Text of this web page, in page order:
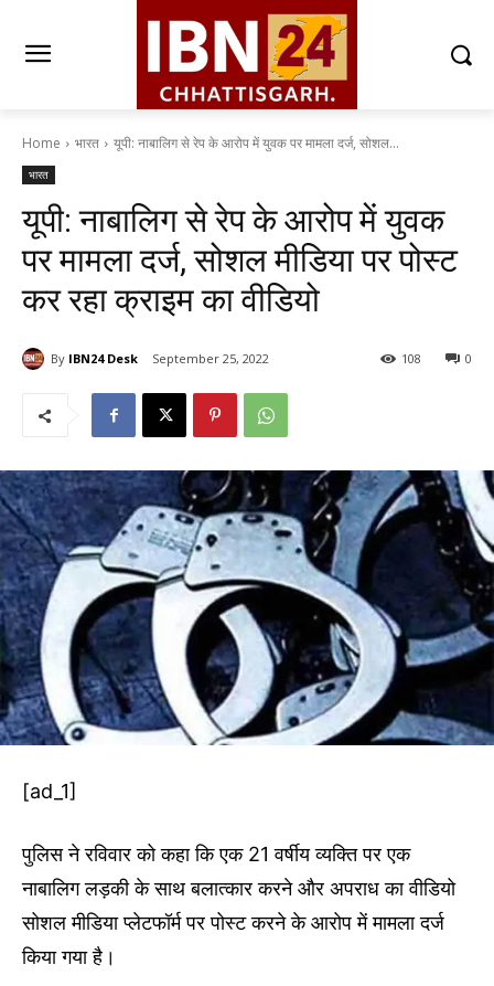
Home भारत यूपी: नाबालिग से रेप के आरोप में युवक पर मामला दर्ज, सोशल...
भारत
यूपी: नाबालिग से रेप के आरोप में युवक
पर मामला दर्ज, सोशल मीडिया पर पोस्ट
कर रहा क्राइम का वीडियो
By IBN24 Desk September 25, 2022 0
108
[ad_1]
पुलिस ने रविवार को कहा कि एक 21 वर्षीय व्यक्ति पर एक
नाबालिग लड़की के साथ बलात्कार करने और अपराध का वीडियो
सोशल मीडिया प्लेटफॉर्म पर पोस्ट करने के आरोप में मामला दर्ज
किया गया है।